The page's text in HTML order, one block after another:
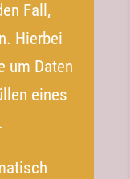
Fall,
Hierbei
um Daten
eines